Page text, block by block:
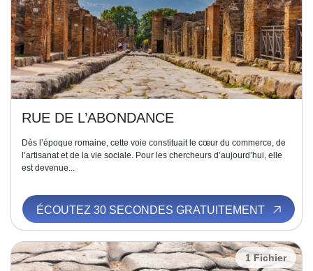
RUE DE L’ABONDANCE
Dès l’époque romaine, cette voie constituait le cœur du commerce, de
l’artisanat et de la vie sociale. Pour les chercheurs d’aujourd’hui, elle
est devenue...
ÉCOUTEZ 30 SECONDES GRATUITEMENT
1 Fichier